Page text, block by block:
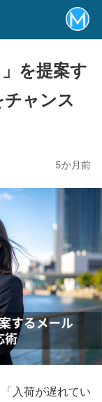
を提案す
ャンス
5か月前
入荷が遅れてい